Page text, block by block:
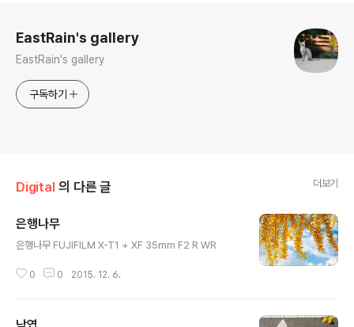
EastRain's gallery
EastRain's gallery
구독하기
Digital 의 다른 글 더보기
은행나무
은행나무 FUJIFILM X-T1 + XF 35mm F2 R WR
0 0 2015. 12. 6.